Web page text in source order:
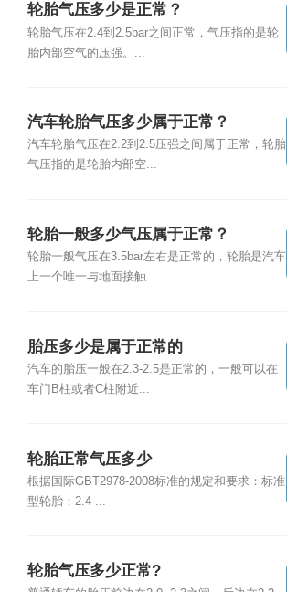
轮胎气压多少是正常？
轮胎气压在2.4到2.5bar之间正常，气压指的是轮
胎内部空气的压强。...
汽车轮胎气压多少属于正常？
汽车轮胎气压在2.2到2.5压强之间属于正常，轮胎
气压指的是轮胎内部空...
轮胎一般多少气压属于正常？
轮胎一般气压在3.5bar左右是正常的，轮胎是汽车
上一个唯一与地面接触...
胎压多少是属于正常的
汽车的胎压一般在2.3-2.5是正常的，一般可以在
车门B柱或者C柱附近...
轮胎正常气压多少
根据国际GBT2978-2008标准的规定和要求：标准
型轮胎：2.4-...
轮胎气压多少正常?